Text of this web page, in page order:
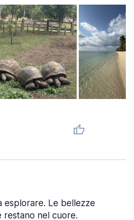
esplorare. Le bellezze
restano nel cuore.